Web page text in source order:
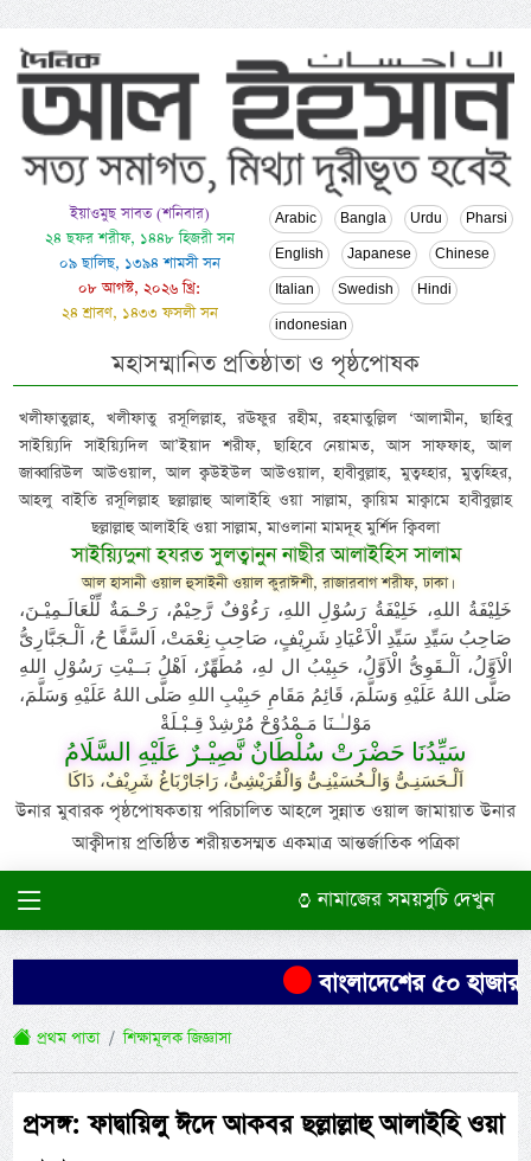
ইয়াওমুছ সাবত (শনিবার)
২৪ ছফর শরীফ, ১৪৪৮ হিজরী সন
০৯ ছালিছ, ১৩৯৪ শামসী সন
০৮ আগস্ট, ২০২৬ খ্রি:
২৪ শ্রাবণ, ১৪৩৩ ফসলী সন
Arabic Bangla Urdu Pharsi
English Japanese Chinese
Italian Swedish Hindi
indonesian
মহাসম্মানিত প্রতিষ্ঠাতা ও পৃষ্ঠপোষক
খলীফাতুল্লাহ, খলীফাতু রসূলিল্লাহ, রঊফুর রহীম, রহমাতুল্লিল ‘আলামীন, ছাহিবু
সাইয়্যিদি সাইয়্যিদিল আ’ইয়াদ শরীফ, ছাহিবে নেয়ামত, আস সাফফাহ, আল
জাব্বারিউল আউওয়াল, আল ক্বউইউল আউওয়াল, হাবীবুল্লাহ, মুত্বহ্হার, মুত্বহ্হির,
আহলু বাইতি রসূলিল্লাহ ছল্লাল্লাহু আলাইহি ওয়া সাল্লাম, ক্বায়িম মাক্বামে হাবীবুল্লাহ
ছল্লাল্লাহু আলাইহি ওয়া সাল্লাম, মাওলানা মামদূহ মুর্শিদ ক্বিবলা
সাইয়্যিদুনা হযরত সুলত্বানুন নাছীর আলাইহিস সালাম
আল হাসানী ওয়াল হুসাইনী ওয়াল কুরাঈশী, রাজারবাগ শরীফ, ঢাকা।
خَلِيْفَةُ اللهِ، خَلِيْفَةُ رَسُوْلِ اللهِ، رَءُوْفٌ رَّحِيْمٌ، رَحْـمَةٌ لِّلْعَالَـمِيْـنَ،
صَاحِبُ سَيِّدِ سَيِّدِ الْاَعْيَادِ شَرِيْفٍ، صَاحِبِ نِعْمَتْ، اَلسَّفَّا حُ، اَلْـجَبَّارِىُّ
الْاَوَّلُ، اَلْـقَوِىُّ الْاَوَّلُ، حَبِيْبُ ال لهِ، مُطَهِّرٌ، اَهْلُ بَــيْتِ رَسُوْلِ اللهِ
صَلَّى اللهُ عَلَيْهِ وَسَلَّمَ، قَائِمُ مَقَامِ حَبِيْبِ اللهِ صَلَّى اللهُ عَلَيْهِ وَسَلَّمَ،
مَوْلـٰـنَا مَـمْدُوْحْ مُرْشِدْ قِـبْـلَةْ
سَيِّدُنَا حَضْرَتْ سُلْطَانٌ نَّصِيْـرٌ عَلَيْهِ السَّلَامُ
اَلْـحَسَنِـىُّ وَالْـحُسَيْنِـىُّ وَالْقُرَيْشِىُّ، رَاجَارْبَاغُ شَرِيْفٌ، دَاكَا
উনার মুবারক পৃষ্ঠপোষকতায় পরিচালিত আহলে সুন্নাত ওয়াল জামায়াত উনার
আক্বীদায় প্রতিষ্ঠিত শরীয়তসম্মত একমাত্র আন্তর্জাতিক পত্রিকা
নামাজের সময়সুচি দেখুন
বাংলাদেশের ৫০ হাজার
প্রথম পাতা শিক্ষামূলক জিজ্ঞাসা
প্রসঙ্গ: ফাদ্বায়িলু ঈদে আকবর ছল্লাল্লাহু আলাইহি ওয়া